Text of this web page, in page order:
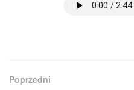
Poprzedni